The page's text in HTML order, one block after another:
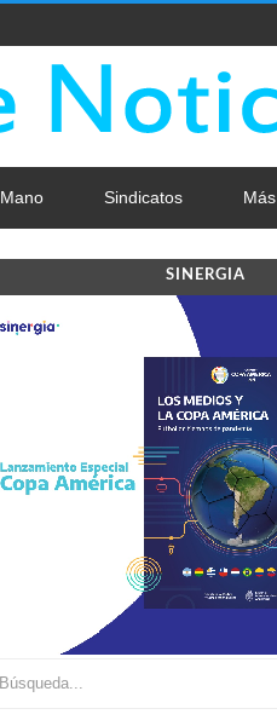
Sindicatos Más
SINERGIA